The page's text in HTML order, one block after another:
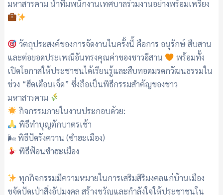
มหาสารคาม นำทีมพนักงานเทศบาลร่วมงานอย่างพร้อมเพรียง
วัตถุประสงค์ของการจัดงานในครั้งนี้ คือการ อนุรักษ์ สืบสาน
และต่อยอดประเพณีอันทรงคุณค่าของชาวอีสาน
พร้อมทั้ง
เปิดโอกาสให้ประชาชนได้เรียนรู้และสืบทอดมรดกวัฒนธรรมใน
ช่วง “ฮีดเดือนเจ็ด” ซึ่งถือเป็นพิธีกรรมสำคัญของชาว
มหาสารคาม
กิจกรรมภายในงานประกอบด้วย:
พิธีทำบุญตักบาตรเช้า
🌬 พิธีปัดรังควาน (ซำฮะเมือง)
พิธีฟ้อนซำฮะเมือง
ทุกกิจกรรมมีความหมายในการเสริมสิริมงคลแก่บ้านเมือง
ขจัดปัดเป่าสิ่งอัปมงคล สร้างขวัญและกำลังใจให้ประชาชนใน